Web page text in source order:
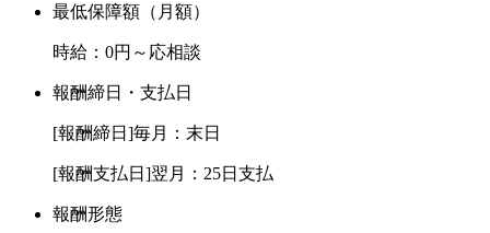
最低保障額（月額）
時給：0円～応相談
報酬締日・支払日
[報酬締日]毎月：末日
[報酬支払日]翌月：25日支払
報酬形態